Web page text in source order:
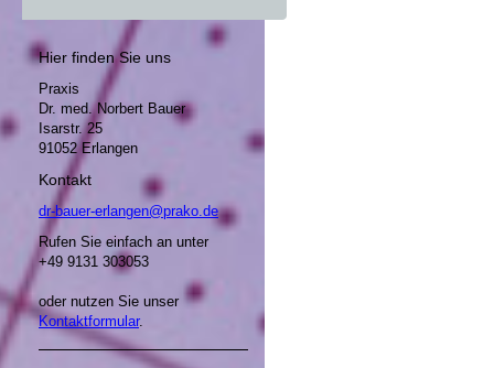
Hier finden Sie uns
Praxis
Dr. med. Norbert Bauer
Isarstr. 25
91052 Erlangen
Kontakt
dr-bauer-erlangen@prako.de
Rufen Sie einfach an unter
+49 9131 303053
oder nutzen Sie unser
Kontaktformular.